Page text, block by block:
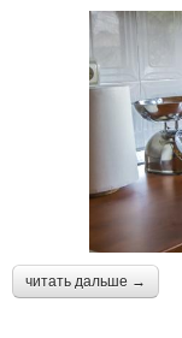
читать дальше →